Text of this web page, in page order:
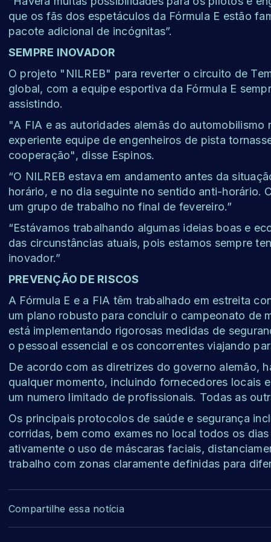
que os fãs dos espetáculos da Fórmula E estão
pacote adicional de incógnitas”.
SEMPRE INOVADOR
O projeto "NILREB" para reverter o circuito de
global, com a equipe esportiva da Fórmula E
assistindo.
"A FIA e as autoridades alemãs do
experiente equipe de engenheiros de pista
cooperação", disse Espinos.
“O NILREB estava em andamento antes da
horário, e no dia seguinte no sentido anti-horário.
um grupo de trabalho no final de fevereiro.”
“Estávamos trabalhando algumas ideias boas e
das circunstâncias atuais, pois estamos sempre
inovador.”
PREVENÇÃO DE RISCOS
A Fórmula E e a FIA têm trabalhado em estreita
um plano robusto para concluir o campeonato de
está implementando rigorosas medidas de
o pessoal essencial e os concorrentes viajando
De acordo com as diretrizes do governo alemão,
qualquer momento, incluindo fornecedores locais
um numero limitado de profissionais. Todas as
Os principais protocolos de saúde e segurança
corridas, bem como exames no local todos os
ativamente o uso de máscaras faciais,
trabalho com zonas claramente definidas para
Compartilhe essa notícia